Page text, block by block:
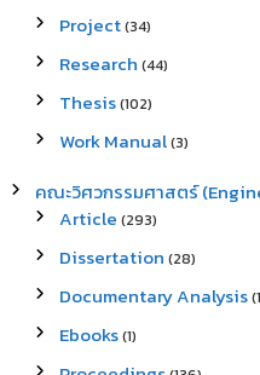
Project(34)
Research (44)
Thesis(102)
Work Manual(3)
คณะวิศวกรรมศาสตร์
Article (293)
Dissertation (28)
Documentary Analysis
Ebooks(1)